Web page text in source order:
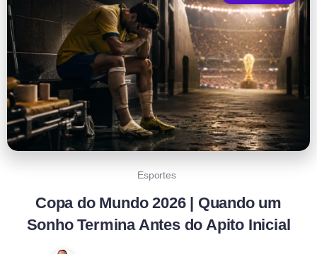
Esportes
Copa do Mundo 2026 | Quando um
Sonho Termina Antes do Apito Inicial